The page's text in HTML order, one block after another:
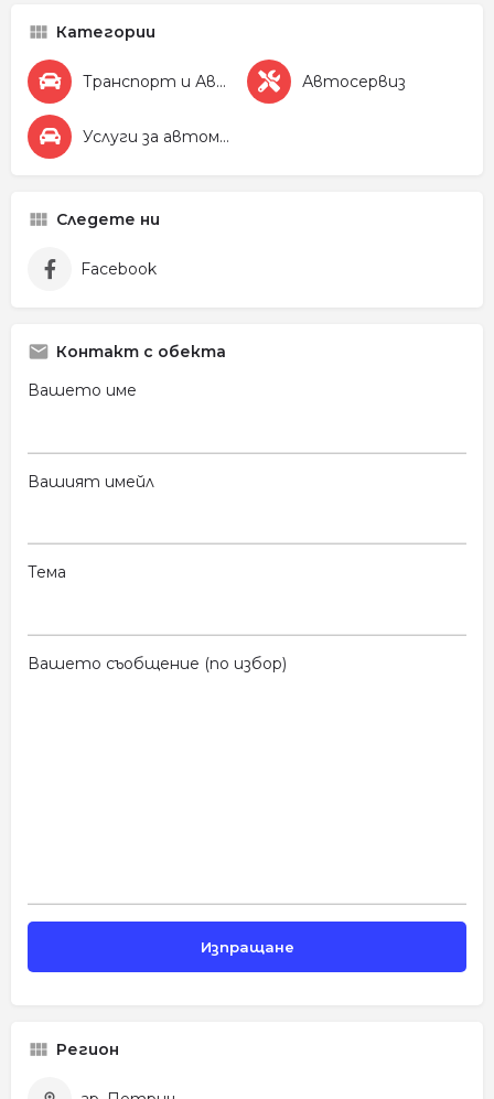
Категории
Транспорт и Автомобили Автосервиз
Услуги за автомобила
Следете ни
Facebook
Контакт с обекта
Вашето име
Вашият имейл
Тема
Вашето съобщение (по избор)
Регион